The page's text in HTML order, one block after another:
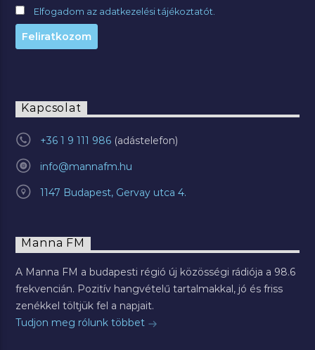
Elfogadom az adatkezelési tájékoztatót.
Kapcsolat
+36 1 9 111 986
info@mannafm.hu
1147 Budapest, Gervay utca 4.
Manna FM
A Manna FM a budapesti régió új közösségi rádiója a 98.6
frekvencián. Pozitív hangvételű tartalmakkal, jó és friss
zenékkel töltjük fel a napjait.
Tudjon meg rólunk többet